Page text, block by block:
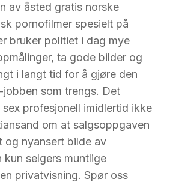
av åsted gratis norske
pornofilmer spesielt på
bruker politiet i dag mye
ta gode bilder og
i langt tid for å gjøre den
som trengs. Det
profesjonell imidlertid ikke
om at salgsoppgaven
og nyansert bilde av
kun selgers muntlige
privatvisning. Spør oss